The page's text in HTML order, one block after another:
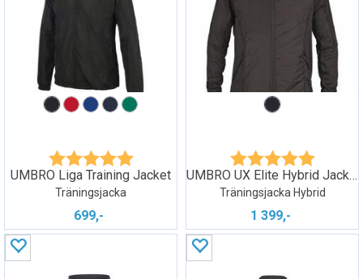
Betyg: 5.0 utav 5 stjärnor
UMBRO Liga Training Jacket
Träningsjacka
699,-
Betyg: 5.0 utav
UMBRO UX Elite Hybrid Jacket
Träningsjacka Hybrid
1 399,-